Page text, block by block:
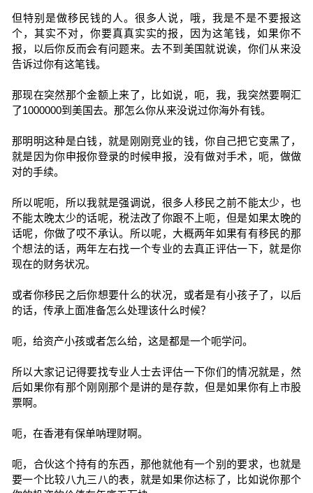
但特别是做移民钱的人。很多人说，哦，我是不是不要报这
个，其实不对，你要真真实实的报，因为这笔钱，如果你不
报，以后你反而会有问题来。去不到美国就说诶，你们从来没
告诉过你有这笔钱。
那现在突然那个金额上来了，比如说，呃，我，我突然要啊汇
了1000000到美国去。那怎么你从来没说过你海外有钱。
那明明这种是白钱，就是刚刚竞业的钱，你自己把它变黑了，
就是因为你申报你登录的时候申报，没有做对手术，呃，做做
对的手续。
所以呢呃，所以我就是强调说，很多人移民之前不能太少，也
不能太晚太少的话呢，税法改了你跟不上呃，但是如果太晚的
话呢，你做了哎不承认。所以呢，大概两年如果有有移民的那
个想法的话，两年左右找一个专业的去真正评估一下，就是你
现在的财务状况。
或者你移民之后你想要什么的状况，或者是有小孩子了，以后
的话，传承上面准备怎么处理该什么时候？
呃，给资产小孩或者怎么给，这是都是一个呃学问。
所以大家记记得要找专业人士去评估一下你们的情况就是，然
后如果你有那个刚刚那个是讲的是存款，但是如果你有上市股
票啊。
呃，在香港有保单呐理财啊。
呃，合伙这个持有的东西，那他就他有一个别的要求，也就是
要一个比较八九三八的表，就是如果你达标了，比如说你那个